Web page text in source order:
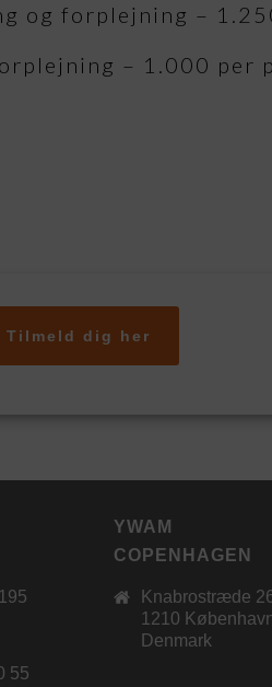
og forplejning –
– 1.000 per
Tilmeld dig her
55
YWAM
COPENHAGEN
Knabrostræde
1210
Denmark